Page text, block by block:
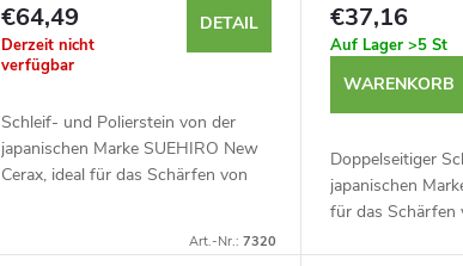
€64,49
Derzeit nicht
verfügbar
DETAIL
Schleif- und Polierstein von der
japanischen Marke SUEHIRO New
Cerax, ideal für das Schärfen von
kleinen Menge Wasser. Körnung...
Art.-Nr.: 7320
€37,16
Auf Lager >5 St
WARENKORB
Doppelseitiger
japanischen
für das Schärfen
Küchenmessern